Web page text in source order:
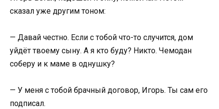
сказал уже другим тоном:
— Давай честно. Если с тобой что-то случится, дом
уйдёт твоему сыну. А я кто буду? Никто. Чемодан
соберу и к маме в однушку?
— У меня с тобой брачный договор, Игорь. Ты сам его
подписал.